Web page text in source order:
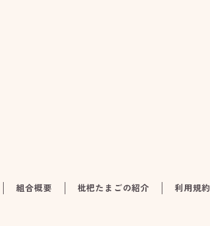
組合概要 枇杷たまごの紹介 利用規約